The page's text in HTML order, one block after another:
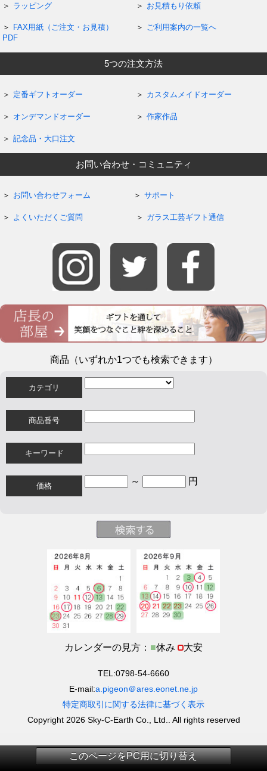
ラッピング お見積もり依頼
FAX用紙（ご注文・お見積）
PDF
ご利用案内の一覧へ
5つの注文方法
定番ギフトオーダー カスタムメイドオーダー
オンデマンドオーダー 作家作品
記念品・大口注文
お問い合わせ・コミュニティ
お問い合わせフォーム サポート
よくいただくご質問 ガラス工芸ギフト通信
商品（いずれか1つでも検索できます）
カテゴリ
商品番号
キーワード
価格 ～ 円
カレンダーの見方： ■休み 大安
TEL:0798-54-6660
E-mail:a.pigeon＠ares.eonet.ne.jp
特定商取引に関する法律に基づく表示
Copyright 2026 Sky-C-Earth Co., Ltd.. All rights reserved
このページをPC用に切り替え